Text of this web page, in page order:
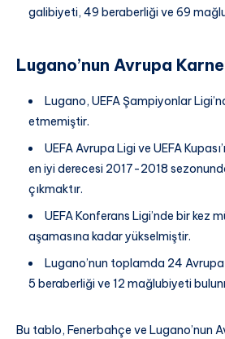
galibiyeti, 49 beraberliği ve 69
Lugano’nun Avrupa
Lugano, UEFA Şampiyonlar
etmemiştir.
UEFA Avrupa Ligi ve UEFA
en iyi derecesi 2017-2018
çıkmaktır.
UEFA Konferans Ligi’nde bir kez
aşamasına kadar yükselmiştir.
Lugano’nun toplamda 24
5 beraberliği ve 12 mağlubiyeti
Bu tablo, Fenerbahçe ve Lugano’nun